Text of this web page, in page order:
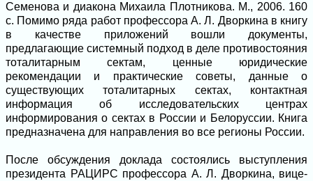
Семенова и диакона Михаила Плотникова. М., 2006. 160
с. Помимо ряда работ профессора А. Л. Дворкина в книгу
в качестве приложений вошли документы,
предлагающие системный подход в деле противостояния
тоталитарным сектам, ценные юридические
рекомендации и практические советы, данные о
существующих тоталитарных сектах, контактная
информация об исследовательских центрах
информирования о сектах в России и Белоруссии. Книга
предназначена для направления во все регионы России.
После обсуждения доклада состоялись выступления
президента РАЦИРС профессора А. Л. Дворкина, вице-